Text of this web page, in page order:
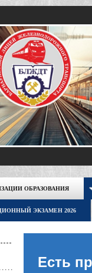
ОБРАЗОВАНИЯ
ЭКЗАМЕН 2026
Есть